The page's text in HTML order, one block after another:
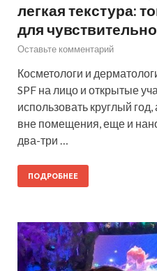
легкая текстура:
для
Оставьте комментарий
Косметологи и
SPF на лицо и открытые
использовать круглый
вне помещения, еще и
два-три …
ПОДРОБНЕЕ